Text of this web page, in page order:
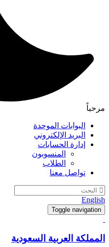
مرحباً
البوابات الموحدة
البريد الإلكتروني
إدارة الحسابات
المنسوبون
الطلاب
تواصل معنا
English
Toggle navigation
المملكة العربية السعودية